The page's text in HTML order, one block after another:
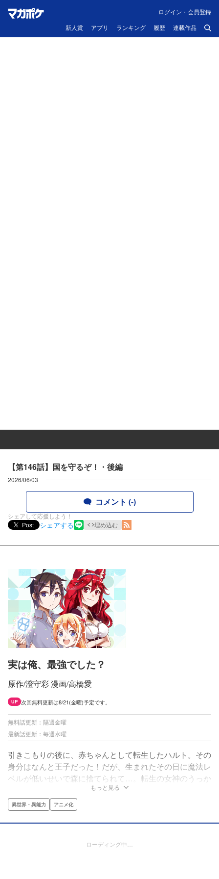
新人賞 アプリ ランキング 履歴 連載作品
ログイン・会員登録
【第146話】国を守るぞ！・後編
2026/06/03
コメント (-)
シェアして応援しよう！
Post
シェアする 埋め込む
実は俺、最強でした？
原作/澄守彩 漫画/高橋愛
UP 次回無料更新は8/21(金曜)予定です。
無料話更新：隔週金曜
最新話更新：毎週水曜
引きこもりの後に、赤ちゃんとして転生したハルト。その
身分はなんと王子だった！だが、生まれたその日に魔法レ
ベルが低いせいで森に捨てられて…。転生の女神のうっか
りで、通常の1000倍の魔法レベルを与えられたのに気づ
かれないハルトの運命は!?小説家になろうの人気作をコミ
カライズ！
もっと見る
異世界・異能力 アニメ化
ローディング中…